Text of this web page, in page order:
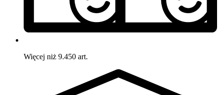
Więcej niż 9.450 art.